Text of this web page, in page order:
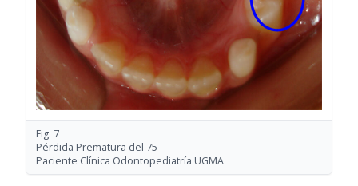
Fig. 7
Pérdida Prematura del 75
Paciente Clínica Odontopediatría UGMA